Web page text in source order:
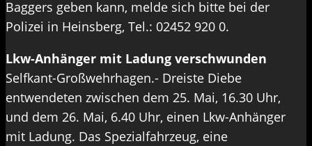
Baggers geben kann, melde sich bitte bei der
Polizei in Heinsberg, Tel.: 02452 920 0.
Lkw-Anhänger mit Ladung verschwunden
Selfkant-Großwehrhagen.- Dreiste Diebe
entwendeten zwischen dem 25. Mai, 16.30 Uhr,
und dem 26. Mai, 6.40 Uhr, einen Lkw-Anhänger
mit Ladung. Das Spezialfahrzeug, eine